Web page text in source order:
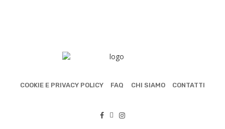
COOKIE E PRIVACY POLICY FAQ CHI SIAMO CONTATTI